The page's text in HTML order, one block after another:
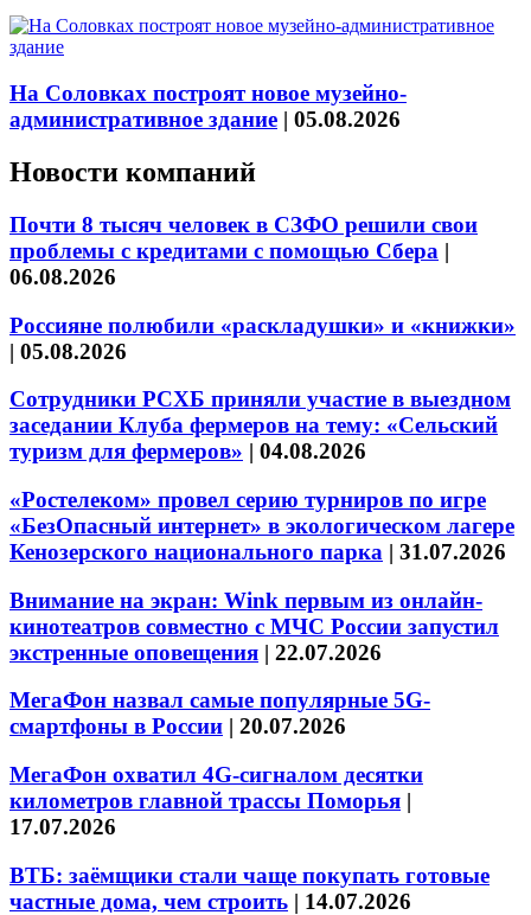
На Соловках построят новое музейно-
административное здание | 05.08.2026
Новости компаний
Почти 8 тысяч человек в СЗФО решили свои
проблемы с кредитами с помощью Сбера |
06.08.2026
Россияне полюбили «раскладушки» и «книжки»
| 05.08.2026
Сотрудники РСХБ приняли участие в выездном
заседании Клуба фермеров на тему: «Сельский
туризм для фермеров» | 04.08.2026
«Ростелеком» провел серию турниров по игре
«БезОпасный интернет» в экологическом лагере
Кенозерского национального парка | 31.07.2026
Внимание на экран: Wink первым из онлайн-
кинотеатров совместно с МЧС России запустил
экстренные оповещения | 22.07.2026
МегаФон назвал самые популярные 5G-
смартфоны в России | 20.07.2026
МегаФон охватил 4G-сигналом десятки
километров главной трассы Поморья |
17.07.2026
ВТБ: заёмщики стали чаще покупать готовые
частные дома, чем строить | 14.07.2026